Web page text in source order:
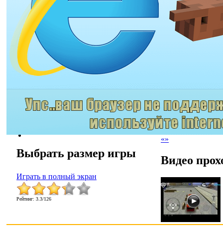
«»
Выбрать размер игры
Играть в полный экран
Рейтинг: 3.3/126
Видео